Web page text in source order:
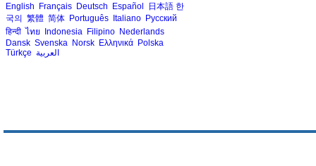
English Français Deutsch Español 日本語 한
국의 繁體 简体 Português Italiano Русский
हिन्दी ไทย Indonesia Filipino Nederlands
Dansk Svenska Norsk Ελληνικά Polska
Türkçe العربية